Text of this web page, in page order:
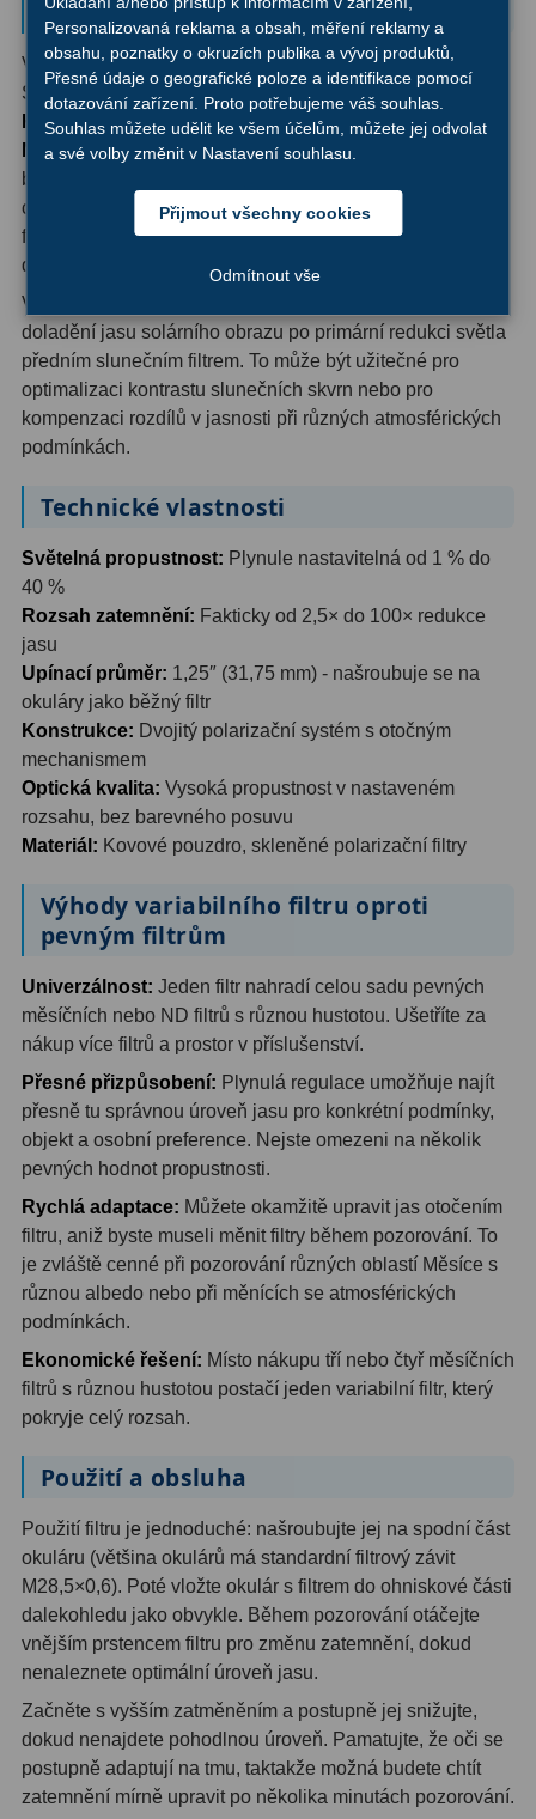
Filtry Clip5
Filtry CCD Hα, OIII7
Filtrová kola a rámy16
27
ADC, Tilting14
Komponenty78
Primární zrcadla
Sekundární zrcadla
Adaptéry k okulárovým
výtahům
Pozorovací dalekohledy
Kompaktní3
Pro pozorování přírody a
ornitologie
Monokuláry20
Dárkové1
Binokulární dalekohledy285
Astronomické44
Lovecké a turistické114
Univerzální38
Kapesní14
Dětské7
Námořní 12
Sportovní54
Divadelní
Dálkoměry a Noční vidění 17
9
Noční vidění8
Mikroskopy76
Pro děti5
bezpečnými slunečními filtry)
Variabilní polarizační filtr lze použít také při pozorování
Slunce pro sledování slunečních skvrn a erupcí.
KRITICKÉ VAROVÁNÍ: Polarizační filtr sám o sobě
NIKDY nesmí být použit pro pozorování Slunce!
být použit pouze ve spojení s odpovídajícím
certifikovaným slunečním filtrem (např. skleněný sluneční
filtr nebo sluneční fólie) umístěným na přední straně
dalekohledu.
V této konfiguraci slouží polarizační filtr k jemnému
doladění jasu solárního obrazu po primární redukci světla
předním slunečním filtrem. To může být užitečné pro
optimalizaci kontrastu slunečních skvrn nebo pro
kompenzaci rozdílů v jasnosti při různých atmosférických
podmínkách.
Technické vlastnosti
Světelná propustnost: Plynule nastavitelná od 1 % do
40 %
Rozsah zatemnění: Fakticky od 2,5× do 100× redukce
jasu
Upínací průměr: 1,25″ (31,75 mm) - našroubuje se na
okuláry jako běžný filtr
Konstrukce: Dvojitý polarizační systém s otočným
mechanismem
Optická kvalita: Vysoká propustnost v nastaveném
rozsahu, bez barevného posuvu
Materiál: Kovové pouzdro, skleněné polarizační filtry
Výhody variabilního filtru oproti
pevným filtrům
Univerzálnost: Jeden filtr nahradí celou sadu pevných
měsíčních nebo ND filtrů s různou hustotou. Ušetříte za
nákup více filtrů a prostor v příslušenství.
Přesné přizpůsobení: Plynulá regulace umožňuje najít
přesně tu správnou úroveň jasu pro konkrétní podmínky,
objekt a osobní preference. Nejste omezeni na několik
pevných hodnot propustnosti.
Rychlá adaptace: Můžete okamžitě upravit jas otočením
filtru, aniž byste museli měnit filtry během pozorování. To
je zvláště cenné při pozorování různých oblastí Měsíce s
různou albedo nebo při měnících se atmosférických
podmínkách.
Ekonomické řešení: Místo nákupu tří nebo čtyř měsíčních
filtrů s různou hustotou postačí jeden variabilní filtr, který
pokryje celý rozsah.
Použití a obsluha
Použití filtru je jednoduché: našroubujte jej na spodní část
okuláru (většina okulárů má standardní filtrový závit
M28,5×0,6). Poté vložte okulár s filtrem do ohniskové části
dalekohledu jako obvykle. Během pozorování otáčejte
vnějším prstencem filtru pro změnu zatemnění, dokud
nenaleznete optimální úroveň jasu.
Začněte s vyšším zatměněním a postupně jej snižujte,
dokud nenajdete pohodlnou úroveň. Pamatujte, že oči se
postupně adaptují na tmu, taktakže možná budete chtít
zatemnění mírně upravit po několika minutách pozorování.
Personalizovaná reklama a obsah, měření reklamy a
obsahu, poznatky o okruzích publika a vývoj produktů,
Přesné údaje o geografické poloze a identifikace pomocí
dotazování zařízení. Proto potřebujeme váš souhlas.
Souhlas můžete udělit ke všem účelům, můžete jej odvolat
a své volby změnit v Nastavení souhlasu.
Přijmout všechny cookies
Odmítnout vše